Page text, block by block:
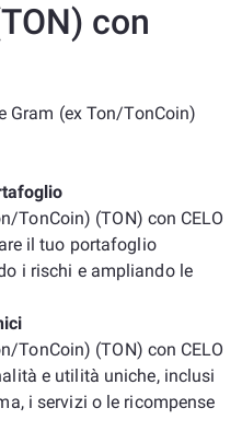
con
Gram (ex Ton/TonCoin)
TonCoin) (TON) con CELO
il tuo portafoglio
i rischi e ampliando le
TonCoin) (TON) con CELO
e utilità uniche, inclusi
i servizi o le ricompense